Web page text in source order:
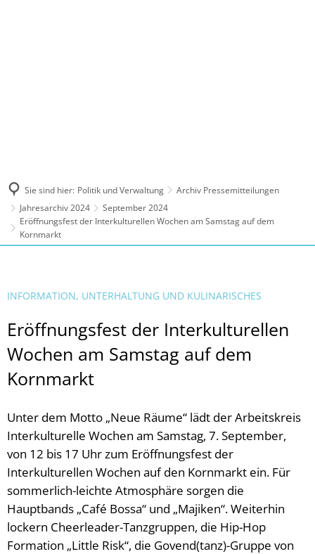
Sie sind hier: Politik und Verwaltung
Archiv Pressemitteilungen
Jahresarchiv 2024
September 2024
Eröffnungsfest der Interkulturellen Wochen am Samstag auf dem
Kornmarkt
INFORMATION, UNTERHALTUNG UND KULINARISCHES
Eröffnungsfest der Interkulturellen
Wochen am Samstag auf dem
Kornmarkt
Unter dem Motto „Neue Räume“ lädt der Arbeitskreis
Interkulturelle Wochen am Samstag, 7. September,
von 12 bis 17 Uhr zum Eröffnungsfest der
Interkulturellen Wochen auf den Kornmarkt ein. Für
sommerlich-leichte Atmosphäre sorgen die
Hauptbands „Café Bossa“ und „Majiken“. Weiterhin
lockern Cheerleader-Tanzgruppen, die Hip-Hop
Formation „Little Risk“, die Govend(tanz)-Gruppe von